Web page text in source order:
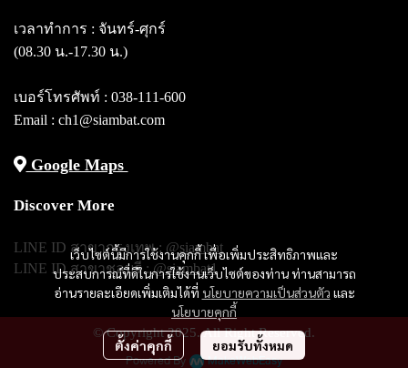
เว็บไซต์นี้มีการใช้งานคุกกี้ เพื่อเพิ่มประสิทธิภาพและ
ประสบการณ์ที่ดีในการใช้งานเว็บไซต์ของท่าน ท่านสามารถ
อ่านรายละเอียดเพิ่มเติมได้ที่ นโยบายความเป็นส่วนตัว และ
นโยบายคุกกี้
ตั้งค่าคุกกี้ ยอมรับทั้งหมด
เวลาทำการ : จันทร์-ศุกร์
(08.30 น.-17.30 น.)
เบอร์โทรศัพท์ : 038-111-600
Email : ch1@siambat.com
Google Maps
Discover More
LINE ID สาขากรุงเทพ : @siambat
LINE ID สาขาชลบุรี :@siambat1
© Copyright 2025. All Right Reserved.
Powered By MakeWebEasy